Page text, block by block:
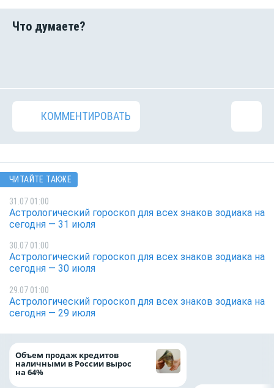
КОММЕНТИРОВАТЬ
ЧИТАЙТЕ ТАКЖЕ
31.07 01:00
Астрологический гороскоп для всех знаков зодиака на
сегодня — 31 июля
30.07 01:00
Астрологический гороскоп для всех знаков зодиака на
сегодня — 30 июля
29.07 01:00
Астрологический гороскоп для всех знаков зодиака на
сегодня — 29 июля
Объем продаж кредитов
наличными в России вырос
на 64%